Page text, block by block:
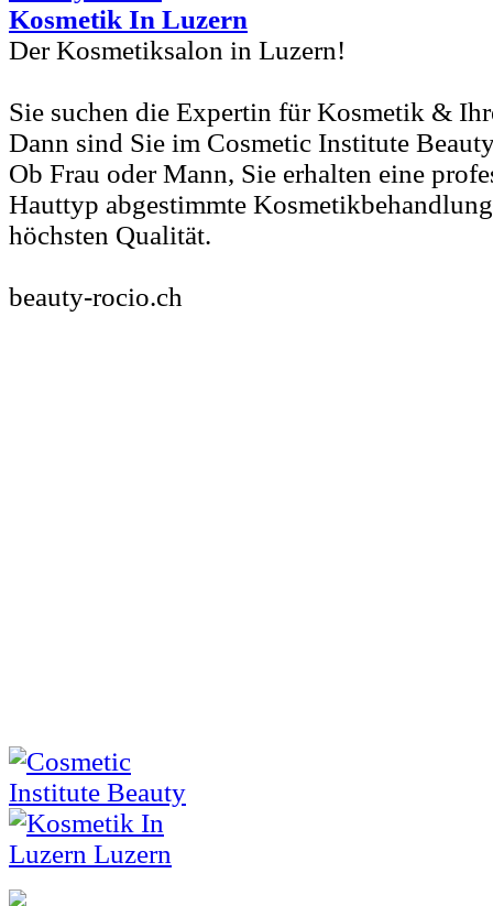
Kosmetik In Luzern
Der Kosmetiksalon in Luzern!
Sie suchen die Expertin für Kosmetik &
Dann sind Sie im Cosmetic Institute
Ob Frau oder Mann, Sie erhalten eine
Hauttyp abgestimmte
höchsten Qualität.
beauty-rocio.ch